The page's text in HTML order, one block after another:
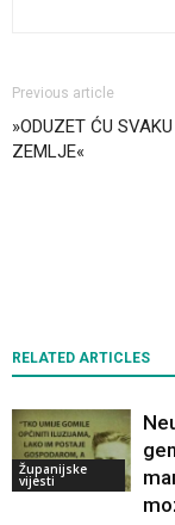
Previous article
»ODUZET ĆU
ZEMLJE«
RELATED ARTICLES
Županijske
vijesti